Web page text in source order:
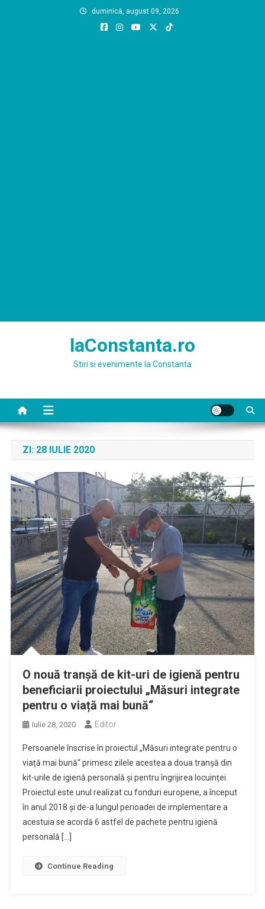
duminică, august 09, 2026
laConstanta.ro
Stiri si evenimente la Constanta
ZI: 28 IULIE 2020
O nouă tranșă de kit-uri de igienă pentru
beneficiarii proiectului „Măsuri integrate
pentru o viață mai bună“
Iulie 28, 2020 Editor
Persoanele înscrise în proiectul „Măsuri integrate pentru o
viață mai bună“ primesc zilele acestea a doua tranșă din
kit-urile de igienă personală și pentru îngrijirea locuinței.
Proiectul este unul realizat cu fonduri europene, a început
în anul 2018 și de-a lungul perioadei de implementare a
acestuia se acordă 6 astfel de pachete pentru igienă
personală […]
Continue Reading